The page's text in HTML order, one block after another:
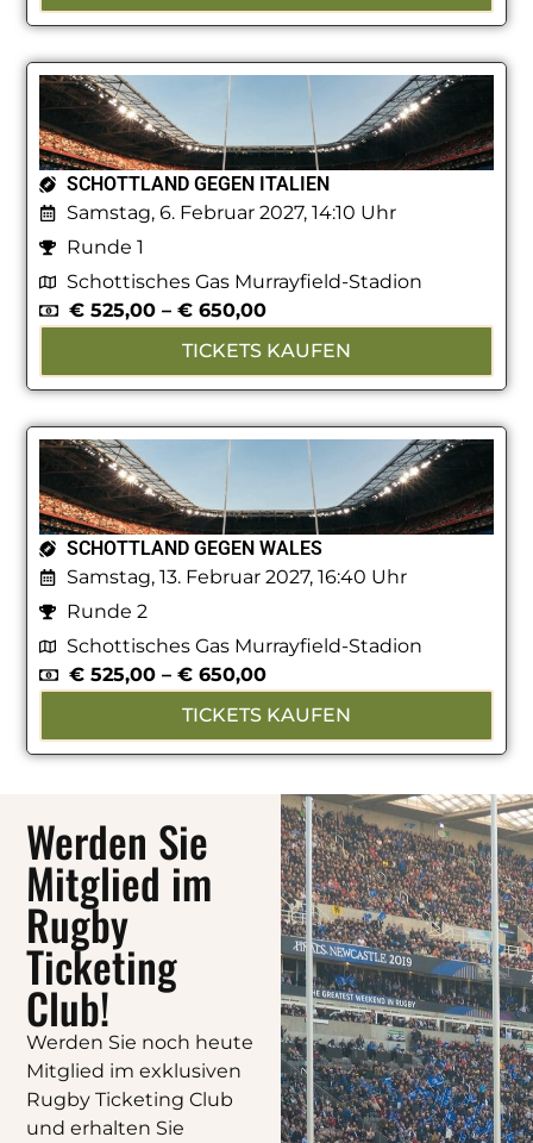
SCHOTTLAND GEGEN ITALIEN
Samstag, 6. Februar 2027, 14:10 Uhr
Runde 1
Schottisches Gas Murrayfield-Stadion
€ 525,00 –€ 650,00
TICKETS KAUFEN
SCHOTTLAND GEGEN WALES
Samstag, 13. Februar 2027, 16:40 Uhr
Runde 2
Schottisches Gas Murrayfield-Stadion
€ 525,00 –€ 650,00
TICKETS KAUFEN
Werden Sie
Mitglied im
Rugby
Ticketing
Club!
Werden Sie noch heute
Mitglied im exklusiven
Rugby Ticketing Club
und erhalten Sie